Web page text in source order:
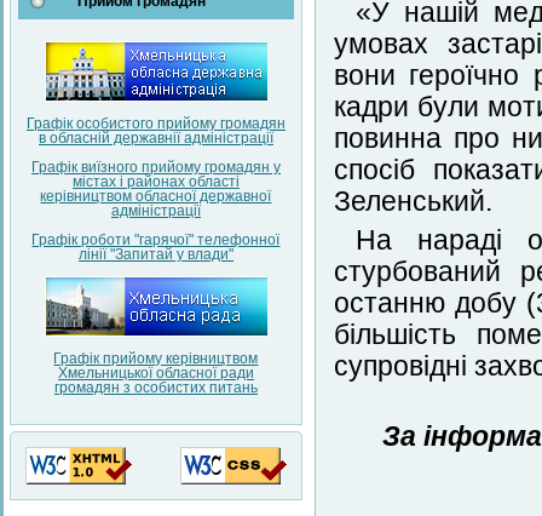
Графік особистого прийому громадян
в обласній державнії адміністрації
Графік виїзного прийому громадян у
містах і районах області
керівництвом обласної державної
адміністрації
Графік роботи "гарячої" телефонної
лінії "Запитай у влади"
Графік прийому керівництвом
Хмельницької обласної ради
громадян з особистих питань
«У нашій
умовах
вони героїчно
кадри були
повинна про
спосіб
Зеленський.
На нараді
стурбований
останню добу
більшість
супровідні
За